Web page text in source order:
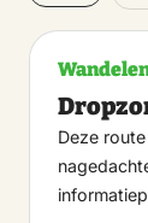
Deze